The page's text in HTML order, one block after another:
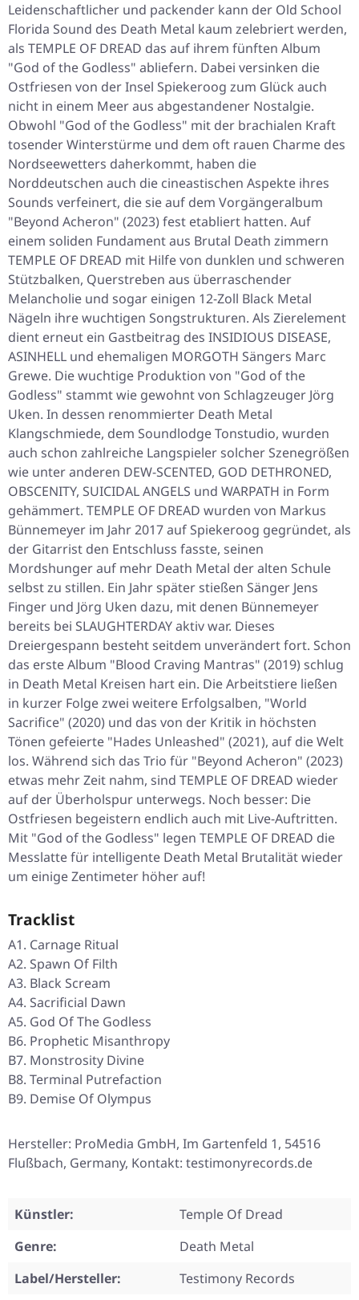
Leidenschaftlicher und packender kann der Old School
Florida Sound des Death Metal kaum zelebriert werden,
als TEMPLE OF DREAD das auf ihrem fünften Album
"God of the Godless" abliefern. Dabei versinken die
Ostfriesen von der Insel Spiekeroog zum Glück auch
nicht in einem Meer aus abgestandener Nostalgie.
Obwohl "God of the Godless" mit der brachialen Kraft
tosender Winterstürme und dem oft rauen Charme des
Nordseewetters daherkommt, haben die
Norddeutschen auch die cineastischen Aspekte ihres
Sounds verfeinert, die sie auf dem Vorgängeralbum
"Beyond Acheron" (2023) fest etabliert hatten. Auf
einem soliden Fundament aus Brutal Death zimmern
TEMPLE OF DREAD mit Hilfe von dunklen und schweren
Stützbalken, Querstreben aus überraschender
Melancholie und sogar einigen 12-Zoll Black Metal
Nägeln ihre wuchtigen Songstrukturen. Als Zierelement
dient erneut ein Gastbeitrag des INSIDIOUS DISEASE,
ASINHELL und ehemaligen MORGOTH Sängers Marc
Grewe. Die wuchtige Produktion von "God of the
Godless" stammt wie gewohnt von Schlagzeuger Jörg
Uken. In dessen renommierter Death Metal
Klangschmiede, dem Soundlodge Tonstudio, wurden
auch schon zahlreiche Langspieler solcher Szenegrößen
wie unter anderen DEW-SCENTED, GOD DETHRONED,
OBSCENITY, SUICIDAL ANGELS und WARPATH in Form
gehämmert. TEMPLE OF DREAD wurden von Markus
Bünnemeyer im Jahr 2017 auf Spiekeroog gegründet, als
der Gitarrist den Entschluss fasste, seinen
Mordshunger auf mehr Death Metal der alten Schule
selbst zu stillen. Ein Jahr später stießen Sänger Jens
Finger und Jörg Uken dazu, mit denen Bünnemeyer
bereits bei SLAUGHTERDAY aktiv war. Dieses
Dreiergespann besteht seitdem unverändert fort. Schon
das erste Album "Blood Craving Mantras" (2019) schlug
in Death Metal Kreisen hart ein. Die Arbeitstiere ließen
in kurzer Folge zwei weitere Erfolgsalben, "World
Sacrifice" (2020) und das von der Kritik in höchsten
Tönen gefeierte "Hades Unleashed" (2021), auf die Welt
los. Während sich das Trio für "Beyond Acheron" (2023)
etwas mehr Zeit nahm, sind TEMPLE OF DREAD wieder
auf der Überholspur unterwegs. Noch besser: Die
Ostfriesen begeistern endlich auch mit Live-Auftritten.
Mit "God of the Godless" legen TEMPLE OF DREAD die
Messlatte für intelligente Death Metal Brutalität wieder
um einige Zentimeter höher auf!
Tracklist
A1. Carnage Ritual
A2. Spawn Of Filth
A3. Black Scream
A4. Sacrificial Dawn
A5. God Of The Godless
B6. Prophetic Misanthropy
B7. Monstrosity Divine
B8. Terminal Putrefaction
B9. Demise Of Olympus
Hersteller: ProMedia GmbH, Im Gartenfeld 1, 54516
Flußbach, Germany, Kontakt: testimonyrecords.de
Künstler:
Temple Of Dread
Genre:
Death Metal
Label/Hersteller:
Testimony Records